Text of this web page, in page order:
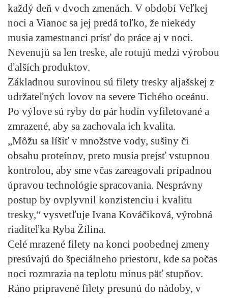
každý deň v dvoch zmenách. V období Veľkej
noci a Vianoc sa jej predá toľko, že niekedy
musia zamestnanci prísť do práce aj v noci.
Nevenujú sa len treske, ale rotujú medzi výrobou
ďalších produktov.
Základnou surovinou sú filety tresky aljašskej z
udržateľných lovov na severe Tichého oceánu.
Po výlove sú ryby do pár hodín vyfiletované a
zmrazené, aby sa zachovala ich kvalita.
„Môžu sa líšiť v množstve vody, sušiny či
obsahu proteínov, preto musia prejsť vstupnou
kontrolou, aby sme včas zareagovali prípadnou
úpravou technológie spracovania. Nesprávny
postup by ovplyvnil konzistenciu i kvalitu
tresky,“ vysvetľuje Ivana Kováčiková, výrobná
riaditeľka Ryba Žilina.
Celé mrazené filety na konci poobednej zmeny
presúvajú do špeciálneho priestoru, kde sa počas
noci rozmrazia na teplotu mínus päť stupňov.
Ráno pripravené filety presunú do nádoby, v